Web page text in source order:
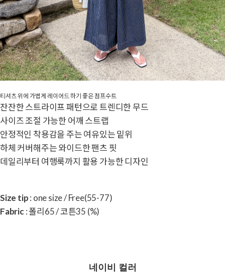
티셔츠 위에 가볍게 레이어드 하기 좋은 점프수트
잔잔한 스트라이프 패턴으로 트렌디한 무드
사이즈 조절 가능한 어깨 스트랩
안정적인 착용감을 주는 여유있는 밑위
하체 커버해주는 와이드한 팬츠 핏
데일리부터 여행룩까지 활용 가능한 디자인
Size tip: one size / Free(55-77)
Fabric: 폴리65 / 코튼35 (%)
네이비 컬러